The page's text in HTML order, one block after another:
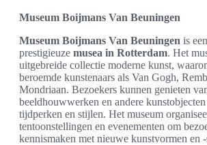
Museum Boijmans Van Beuningen
Museum Boijmans Van Beuningen is
prestigieuze musea in Rotterdam. Het
uitgebreide collectie moderne kunst,
beroemde kunstenaars als Van Gogh,
Mondriaan. Bezoekers kunnen genieten
beeldhouwwerken en andere
tijdperken en stijlen. Het museum
tentoonstellingen en evenementen om
kennismaken met nieuwe kunstvormen en